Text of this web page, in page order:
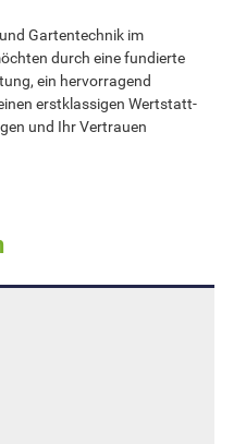
Gartentechnik im
durch eine fundierte
ein hervorragend
erstklassigen Wertstatt-
und Ihr Vertrauen